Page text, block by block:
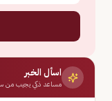
اسأل الخبر
مساعد ذكي يجيب من